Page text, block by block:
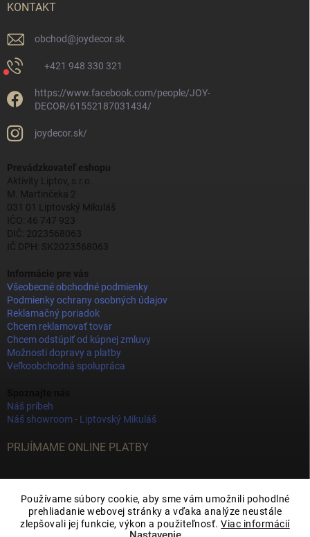
Používame súbory cookie, aby sme vám umožnili pohodlné
prehliadanie webovej stránky a vďaka analýze neustále
zlepšovali jej funkcie, výkon a použiteľnosť.Viac informácií
KONTAKT
obchod@joydecor.sk
+421 948 330 321
https://www.facebook.com/people/JOY-
DECOR/61552187031434/
joydecor.sk/
Prevádzkovateľ eshopu
Aktivity Liptov, s.r.o.
M. Martinčeka 2
031 01 Liptovský Mikuláš
IČO: 46 747 923
DIČ: 2023568063
IČ DPH: SK2023568063
Informácie pre vás
Všeobecné obchodné podmienky
Podmienky ochrany osobných údajov
Reklamačný poriadok
Chcem reklamovať tovar
Chcem odstúpiť od kúpnej zmluvy
Možnosti dopravy a platby
Veľkoobchodná spolupráca
Náš príbeh
Náš showroom - Liptovský Mikuláš
PRIJÍMAME ONLINE PLATBY